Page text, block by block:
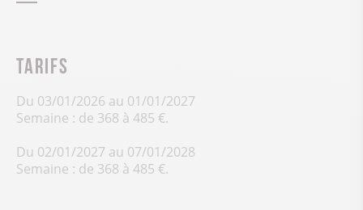
Tarifs
Du 03/01/2026 au 01/01/2027
Semaine : de 368 à 485 €.
Du 02/01/2027 au 07/01/2028
Semaine : de 368 à 485 €.